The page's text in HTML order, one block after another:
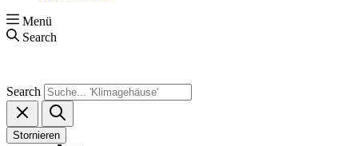
Menü
Search
Search
Stornieren